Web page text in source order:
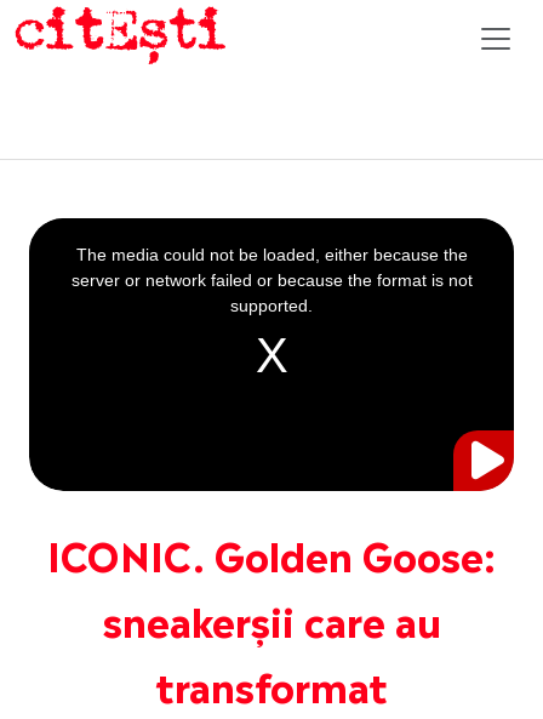
ICONIC. Golden Goose:
sneakerșii care au
transformat
This
is
a
The media could not be loaded, either because the
server or network failed or because the format is not
supported.